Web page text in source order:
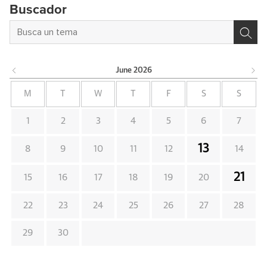
Buscador
June 2026
M W F S S
1 2 3 4 5 6 7
8 9 10 11 12 13 14
15 16 17 18 19 20 21
22 23 24 25 26 27 28
29 30